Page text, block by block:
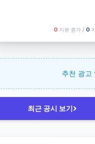
O 지분 증가 / O
추천 광고
최근 공시 보기›